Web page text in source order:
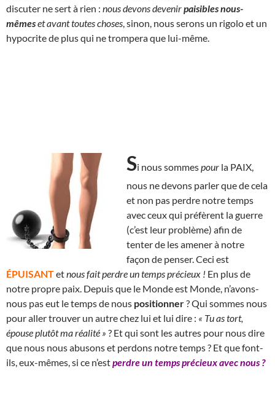
discuter ne sert à rien : nous devons devenirpaisibles nous-
mêmeset avant toutes choses , sinon, nous serons un rigolo et un
hypocrite de plus qui ne trompera que lui-même.
Si nous sommespour la PAIX,
nous ne devons parler que de cela
et non pas perdre notre temps
avec ceux qui préfèrent la guerre
(c’est leur problème) afin de
tenter de les amener à notre
façon de penser. Ceci est
ÉPUISANTetnous fait perdre un temps précieux ! En plus de
notre propre paix. Depuis que le Monde est Monde, n’avons-
nous pas eut le temps de nous positionner? Qui sommes nous
pour aller trouver un autre chez lui et lui dire : « Tu as tort,
épouse plutôt ma réalité » ? Et qui sont les autres pour nous dire
que nous nous abusons et perdons notre temps ? Et que font-
ils, eux-mêmes, si ce n’estperdre un temps précieux avec nous ?